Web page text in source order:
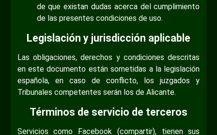
de que existan dudas acerca del cumplimiento
de las presentes condiciones de uso.
Legislación y jurisdicción aplicable
Las obligaciones, derechos y condiciones descritas
en este documento están sometidas a la legislación
española, en caso de conflicto, los juzgados y
Tribunales competentes serán los de Alicante.
Términos de servicio de terceros
Servicios como Facebook (compartir), tienen sus